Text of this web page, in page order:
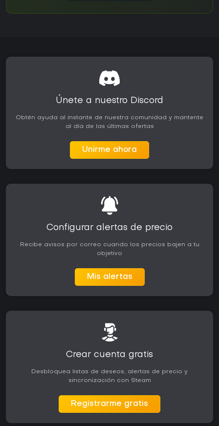
Únete a nuestro Discord
Obtén ayuda al instante de nuestra comunidad y mantente
al día de las últimas ofertas
Unirme ahora
Configurar alertas de precio
Recibe avisos por correo cuando los precios bajen a tu
objetivo
Mis alertas
Crear cuenta gratis
Desbloquea listas de deseos, alertas de precio y
sincronización con Steam
Registrarme gratis